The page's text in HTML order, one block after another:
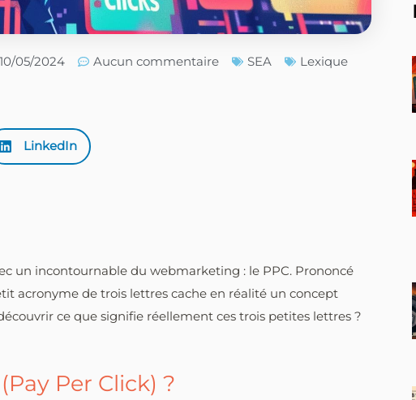
05/2024 Aucun commentaire SEA
Lexique
LinkedIn
un incontournable du webmarketing : le PPC. Prononcé
acronyme de trois lettres cache en réalité un concept
ce que signifie réellement ces trois petites lettres ?
Per Click) ?